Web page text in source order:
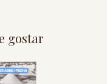
gostar